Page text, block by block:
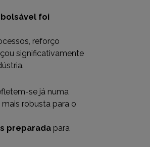
foi
reforço
significativamente
se já numa
mais robusta para o
preparada para